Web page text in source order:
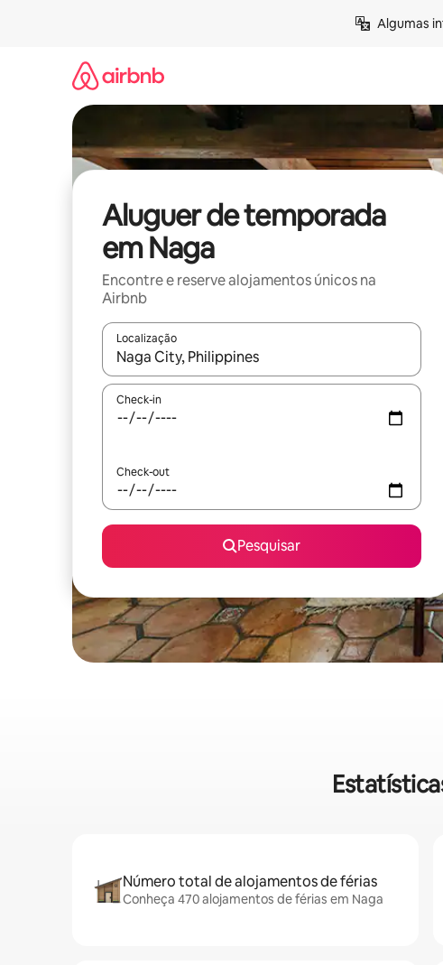
Algumas
Aluguer de temporada
em Naga
Encontre e reserve alojamentos únicos na
Airbnb
Localização
Quando os resultados estiverem disponíveis, navegue
Check-in
Check-out
Pesquisar
Número total de alojamentos de férias
Conheça 470 alojamentos de férias em Naga